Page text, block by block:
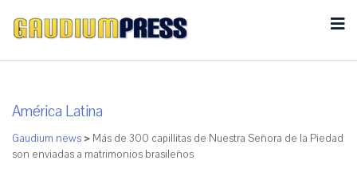
América Latina
Gaudium news > Más de 300 capillitas de Nuestra Señora de la Piedad
son enviadas a matrimonios brasileños